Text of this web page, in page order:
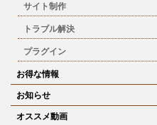
サイト制作
トラブル解決
プラグイン
お得な情報
お知らせ
オススメ動画